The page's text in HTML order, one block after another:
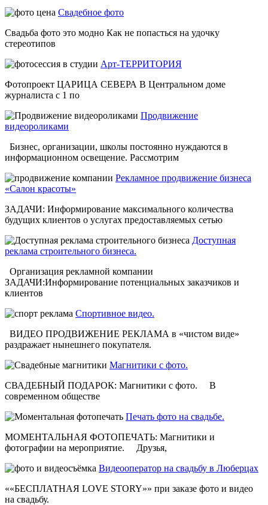
Свадебное фото
Свадьба фото это модно Как не попасться на удочку
стереотипов
Арт-ТЕРРИТОРИЯ
Фотопроект ЦАРИЦА СЕВЕРА В Центральном доме
журналиста с 1 по
Продвижение
видеороликами
Бизнес, организации, школы постоянно нуждаются в
информационном освещение. Рассмотрим
Рекламное продвижение бизнеса
«Салон красоты»
ЗАДАЧИ: Информирование максимального количества
будущих клиентов о услугах предоставляемых сетью
Доступная
реклама строительного бизнеса.
Организация рекламной компании
ЗАДАЧИ:Информирование потенциальных заказчиков и
клиентов
Спортивное видео.
ВИДЕО ПРОДВИЖЕНИЕ РЕКЛАМА в «чистом виде»
раздражает нынешнего покупателя.
Магнитики с фото.
СВАДЕБНЫЙ ПОДАРОК: Магнитики с фото. В
современном обществе
Печать фото на свадьбе.
МОМЕНТАЛЬНАЯ ФОТОПЕЧАТЬ: Магнитики и
фотографии на мероприятие. Друзья,
Видеооператор на свадьбу в Люберцах
««БЕСПЛАТНАЯ LOVE STORY»» при заказе фото и видео
на свадьбу.